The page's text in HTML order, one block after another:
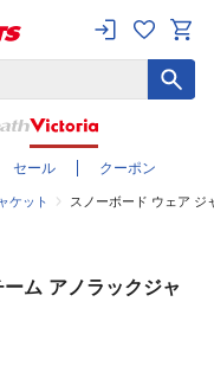
セール クーポン
ケット スノーボード ウェア
ム アノラックジャ